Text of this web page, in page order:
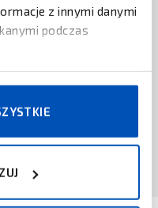
z innymi danymi
podczas
O CENĘ
O'Neil M-Class